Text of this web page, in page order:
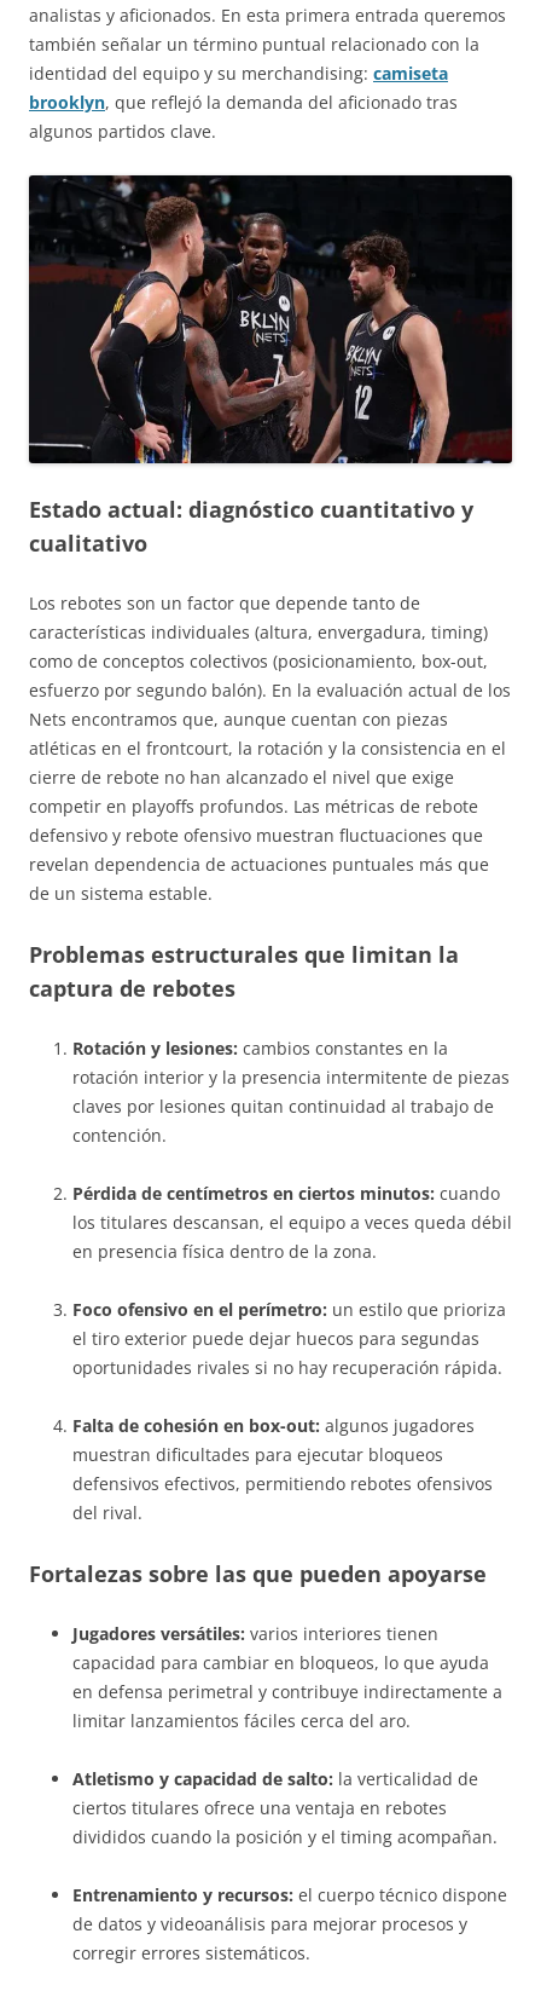
analistas y aficionados. En esta primera entrada queremos
también señalar un término puntual relacionado con la
identidad del equipo y su merchandising: camiseta
brooklyn, que reflejó la demanda del aficionado tras
algunos partidos clave.
Estado actual: diagnóstico cuantitativo y
cualitativo
Los rebotes son un factor que depende tanto de
características individuales (altura, envergadura, timing)
como de conceptos colectivos (posicionamiento, box-out,
esfuerzo por segundo balón). En la evaluación actual de los
Nets encontramos que, aunque cuentan con piezas
atléticas en el frontcourt, la rotación y la consistencia en el
cierre de rebote no han alcanzado el nivel que exige
competir en playoffs profundos. Las métricas de rebote
defensivo y rebote ofensivo muestran fluctuaciones que
revelan dependencia de actuaciones puntuales más que
de un sistema estable.
Problemas estructurales que limitan la
captura de rebotes
Rotación y lesiones: cambios constantes en la
rotación interior y la presencia intermitente de piezas
claves por lesiones quitan continuidad al trabajo de
contención.
Pérdida de centímetros en ciertos minutos: cuando
los titulares descansan, el equipo a veces queda débil
en presencia física dentro de la zona.
Foco ofensivo en el perímetro: un estilo que prioriza
el tiro exterior puede dejar huecos para segundas
oportunidades rivales si no hay recuperación rápida.
Falta de cohesión en box-out: algunos jugadores
muestran dificultades para ejecutar bloqueos
defensivos efectivos, permitiendo rebotes ofensivos
del rival.
Fortalezas sobre las que pueden apoyarse
Jugadores versátiles: varios interiores tienen
capacidad para cambiar en bloqueos, lo que ayuda
en defensa perimetral y contribuye indirectamente a
limitar lanzamientos fáciles cerca del aro.
Atletismo y capacidad de salto: la verticalidad de
ciertos titulares ofrece una ventaja en rebotes
divididos cuando la posición y el timing acompañan.
Entrenamiento y recursos: el cuerpo técnico dispone
de datos y videoanálisis para mejorar procesos y
corregir errores sistemáticos.